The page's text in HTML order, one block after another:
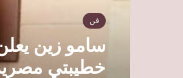
فن
سامو زين
خطيبتي